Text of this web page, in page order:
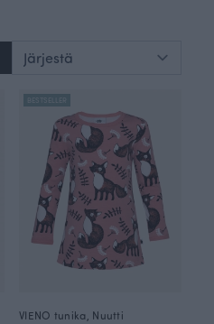
BESTSELLER
VIENO tunika, Nuutti